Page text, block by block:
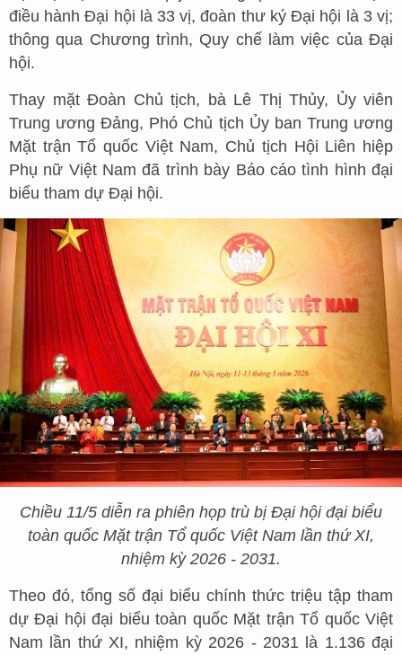
điều hành Đại hội là 33 vị, đoàn thư ký Đại hội là 3 vị;
thông qua Chương trình, Quy chế làm việc của Đại
hội.
Thay mặt Đoàn Chủ tịch, bà Lê Thị Thủy, Ủy viên
Trung ương Đảng, Phó Chủ tịch Ủy ban Trung ương
Mặt trận Tổ quốc Việt Nam, Chủ tịch Hội Liên hiệp
Phụ nữ Việt Nam đã trình bày Báo cáo tình hình đại
biểu tham dự Đại hội.
Chiều 11/5 diễn ra phiên họp trù bị Đại hội đại biểu
toàn quốc Mặt trận Tổ quốc Việt Nam lần thứ XI,
nhiệm kỳ 2026 - 2031.
Theo đó, tổng số đại biểu chính thức triệu tập tham
dự Đại hội đại biểu toàn quốc Mặt trận Tổ quốc Việt
Nam lần thứ XI, nhiệm kỳ 2026 - 2031 là 1.136 đại